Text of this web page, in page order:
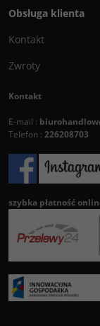
Obsługa klienta
Kontakt
Zwroty
Kontakt
E-mail :
Telefon : 226208703
szybka płatność